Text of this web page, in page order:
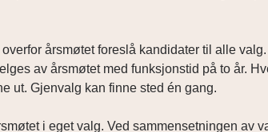
årsmøtet foreslå kandidater til alle
av årsmøtet med funksjonstid på to år.
ut. Gjenvalg kan finne sted én gang.
i eget valg. Ved sammensetningen av